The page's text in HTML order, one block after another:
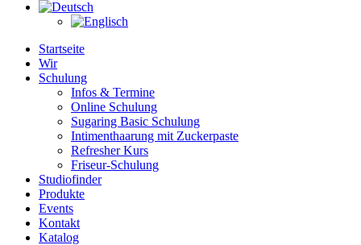
Startseite
Wir
Schulung
Infos & Termine
Online Schulung
Sugaring Basic Schulung
Intimenthaarung mit Zuckerpaste
Refresher Kurs
Friseur-Schulung
Studiofinder
Produkte
Events
Kontakt
Katalog